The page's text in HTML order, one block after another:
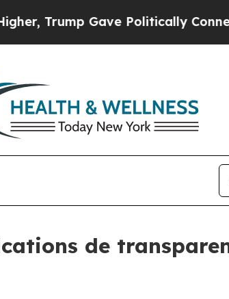
Gave Politically Connected oil
de